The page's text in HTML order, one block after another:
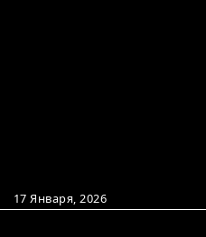
17 Января, 2026